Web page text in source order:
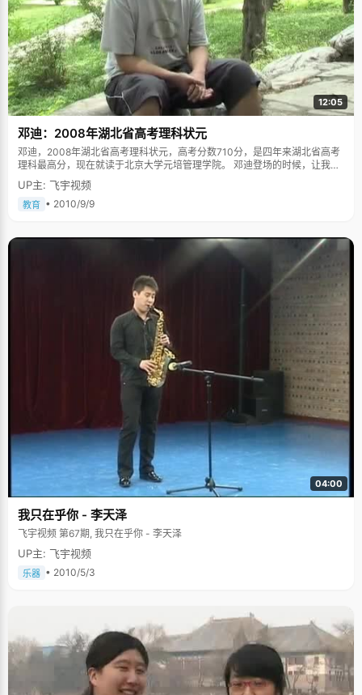
12:05
邓迪：2008年湖北省高考理科状元
邓迪，2008年湖北省高考理科状元，高考分数710分，是四年来湖北省高考
理科最高分，现在就读于北京大学元培管理学院。 邓迪登场的时候，让我们
很是震惊了一下，高大健硕的体格，T恤大短裤、脚蹬运动鞋，有点黝黑的皮
肤，就好像刚从运动场上下来的篮球运动员。 "在学校里，同学们都叫我
boss"，透过眼镜，他眼镜中闪着点小得意，"嘿嘿，他们说我就像游戏里边
着"打架"和"打酱油" 邓迪自称，自己是被"放养"长大的。 "打架"几乎贯穿了
邓迪的整个小学阶段。"刚开始是被别人打，后来我只好奋起反抗，所以经常
打架"，邓迪很阿Q的想法。在学校跟同学打，回家跟表哥打，邓迪笑着
说，"自己一身结实的身板都是打架打出来的。" 但是对于学习，邓迪倒是得
到了父母的充分信任和自由，几乎不给压力，也不会强迫他去学一些额外的
辅导班。在家里，邓迪跟父母最多的沟通就是跟爸爸下象棋，每次下得好会
被奖励一本小人书。所幸，邓迪在学习上还是比较自觉的，上课认真听讲，
下课认真作业，"打酱油"也打到了优质酱油，每次考试成绩都处于班级的中
如果学习不好，可能就没有一个好的前途"，邓迪说，"&lsquo;走旁门左道
&rsquo;难度也很大，学习对我来说算是比较轻松的了"。自初中开始，邓迪
便收敛起爱玩的性子，在学习上花了很多精力，成绩一跃成为年级一二名，
还在奥赛中多次获奖，也因此有机会考取了武汉的一所高中。 学习没有"绝
平实的大众招式练得过硬反而更具竞争力。邓迪的学习方法简单：把握课上
每一分钟，时刻跟着讲解思维，做笔记配合；以应考的态度完成每一项作
业，力求快速、准确和作答规范化；初中到高三，邓迪一直紧跟老师的步
骤，不曾到校外培优、不添加教辅书，把握住眼下的学习。如此"经济"的学
习方法，配上踏实的求学态度，让邓迪在高考中获得丰收。 回顾三年，邓迪
的老师们称：这孩子不是最聪明的，却是最认真、最沉稳的一个。虽为尖子
生，但在冲刺阶段他不刻意攻难题，练习中再基础的一道题，他都会一丝不
苟地对待。"这是邓迪的聪明之处，把高考中涉及基础的题抓到了，分数自然
不会差。" 错题本是班上的展品 每次试卷发下来后，邓迪做的第一件事
情就是给自己纠错，把错误的题目重新做一遍，然后总结出错误的地方和原
因。平时做错了题目，哪怕是错了一分，他都会完整地把题目在错题本上抄
一遍，并且扎扎实实地总结，从课本的第一个单元到最后一个单元，他的每
一个知识点都有自己的心得小结，因此邓迪的错题本经常成为班上的展示
息日或傍晚时分会到篮球场和同学打球，偶像是美国球星加内特。看到别的
同学上网，邓迪说其实也想玩一玩游戏或看一看电影，但他有很强的自制
力，高考完的那个暑假，他狠狠地玩了好几个通宵。 进入大学学习了两年，
邓迪变得稳重成熟了很多，大二分专业的时候，他选择了金融专业，"未来的
路已经大体成型了，我现在要做的就是踏踏实实的学习，努力提高自己"。
UP主: 飞宇视频
教育 • 2010/9/9
04:00
我只在乎你 - 李天泽
飞宇视频 第67期, 我只在乎你 - 李天泽
UP主: 飞宇视频
乐器 • 2010/5/3